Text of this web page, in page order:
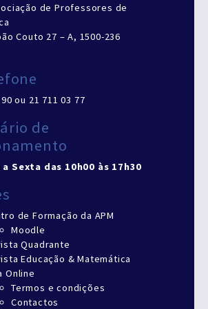
de Professores de
Couto 27 – A, 1500-236
ou 21 711 03 77
de
Sexta das 10h00 às 17h30
de Formação da APM
Moodle
Quadrante
Educação & Matemática
Online
Termos e condições
Contactos